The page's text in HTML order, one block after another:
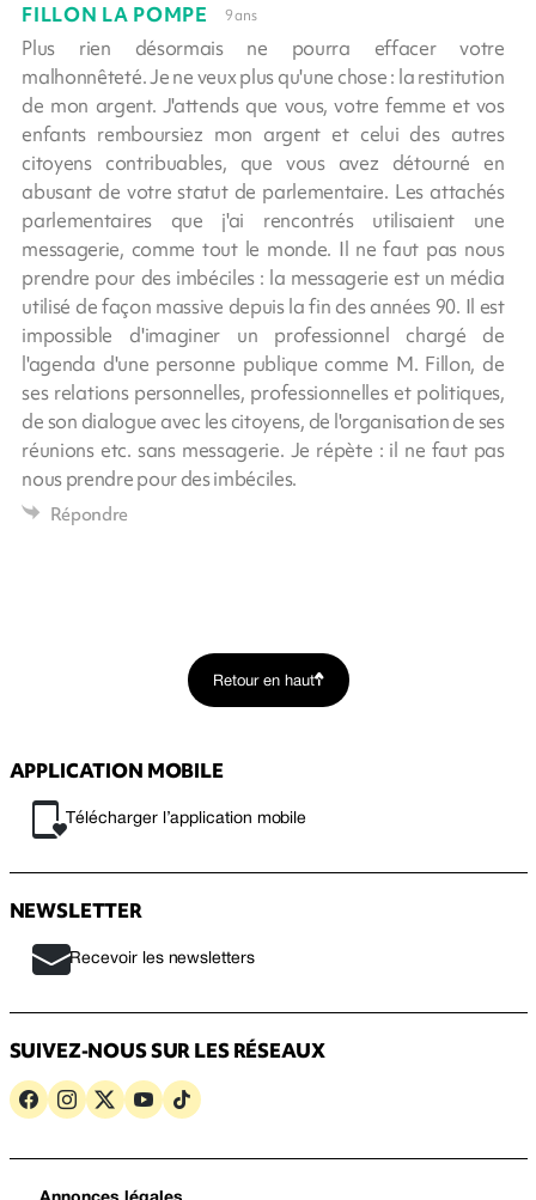
FILLON LA POMPE 9 ans
Plus rien désormais ne pourra effacer votre
malhonnêteté. Je ne veux plus qu'une chose : la restitution
de mon argent. J'attends que vous, votre femme et vos
enfants remboursiez mon argent et celui des autres
citoyens contribuables, que vous avez détourné en
abusant de votre statut de parlementaire. Les attachés
parlementaires que j'ai rencontrés utilisaient une
messagerie, comme tout le monde. Il ne faut pas nous
prendre pour des imbéciles : la messagerie est un média
utilisé de façon massive depuis la fin des années 90. Il est
impossible d'imaginer un professionnel chargé de
l'agenda d'une personne publique comme M. Fillon, de
ses relations personnelles, professionnelles et politiques,
de son dialogue avec les citoyens, de l'organisation de ses
réunions etc. sans messagerie. Je répète : il ne faut pas
nous prendre pour des imbéciles.
Répondre
Retour en haut
APPLICATION MOBILE
Télécharger l’application mobile
NEWSLETTER
Recevoir les newsletters
SUIVEZ-NOUS SUR LES RÉSEAUX